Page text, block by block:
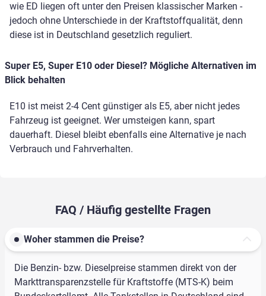
wie ED liegen oft unter den Preisen klassischer Marken -
jedoch ohne Unterschiede in der Kraftstoffqualität, denn
diese ist in Deutschland gesetzlich reguliert.
Super E5, Super E10 oder Diesel? Mögliche Alternativen im
Blick behalten
E10 ist meist 2-4 Cent günstiger als E5, aber nicht jedes
Fahrzeug ist geeignet. Wer umsteigen kann, spart
dauerhaft. Diesel bleibt ebenfalls eine Alternative je nach
Verbrauch und Fahrverhalten.
FAQ / Häufig gestellte Fragen
Woher stammen die Preise?
Die Benzin- bzw. Dieselpreise stammen direkt von der
Markttransparenzstelle für Kraftstoffe (MTS-K) beim